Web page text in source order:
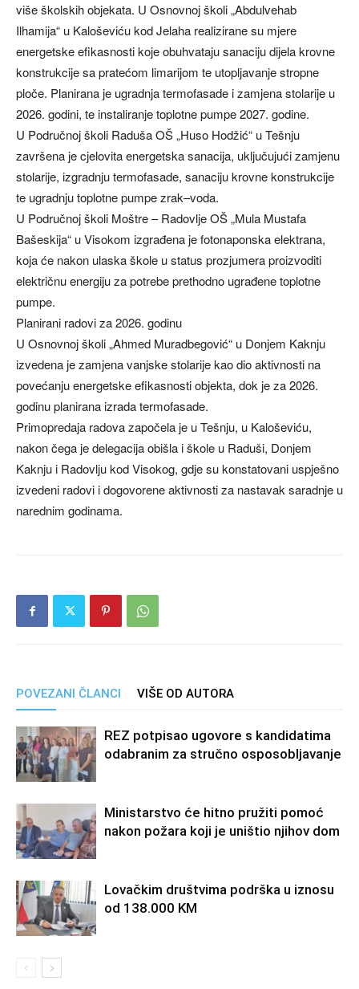
više školskih objekata. U Osnovnoj školi „Abdulvehab
Ilhamija“ u Kaloševiću kod Jelaha realizirane su mjere
energetske efikasnosti koje obuhvataju sanaciju dijela krovne
konstrukcije sa pratećom limarijom te utopljavanje stropne
ploče. Planirana je ugradnja termofasade i zamjena stolarije u
2026. godini, te instaliranje toplotne pumpe 2027. godine.
U Područnoj školi Raduša OŠ „Huso Hodžić“ u Tešnju
završena je cjelovita energetska sanacija, uključujući zamjenu
stolarije, izgradnju termofasade, sanaciju krovne konstrukcije
te ugradnju toplotne pumpe zrak–voda.
U Područnoj školi Moštre – Radovlje OŠ „Mula Mustafa
Bašeskija“ u Visokom izgrađena je fotonaponska elektrana,
koja će nakon ulaska škole u status prozjumera proizvoditi
električnu energiju za potrebe prethodno ugrađene toplotne
pumpe.
Planirani radovi za 2026. godinu
U Osnovnoj školi „Ahmed Muradbegović“ u Donjem Kaknju
izvedena je zamjena vanjske stolarije kao dio aktivnosti na
povećanju energetske efikasnosti objekta, dok je za 2026.
godinu planirana izrada termofasade.
Primopredaja radova započela je u Tešnju, u Kaloševiću,
nakon čega je delegacija obišla i škole u Raduši, Donjem
Kaknju i Radovlju kod Visokog, gdje su konstatovani uspješno
izvedeni radovi i dogovorene aktivnosti za nastavak saradnje u
narednim godinama.
POVEZANI ČLANCI VIŠE OD AUTORA
REZ potpisao ugovore s kandidatima
odabranim za stručno osposobljavanje
Ministarstvo će hitno pružiti pomoć
nakon požara koji je uništio njihov dom
Lovačkim društvima podrška u iznosu
od 138.000 KM